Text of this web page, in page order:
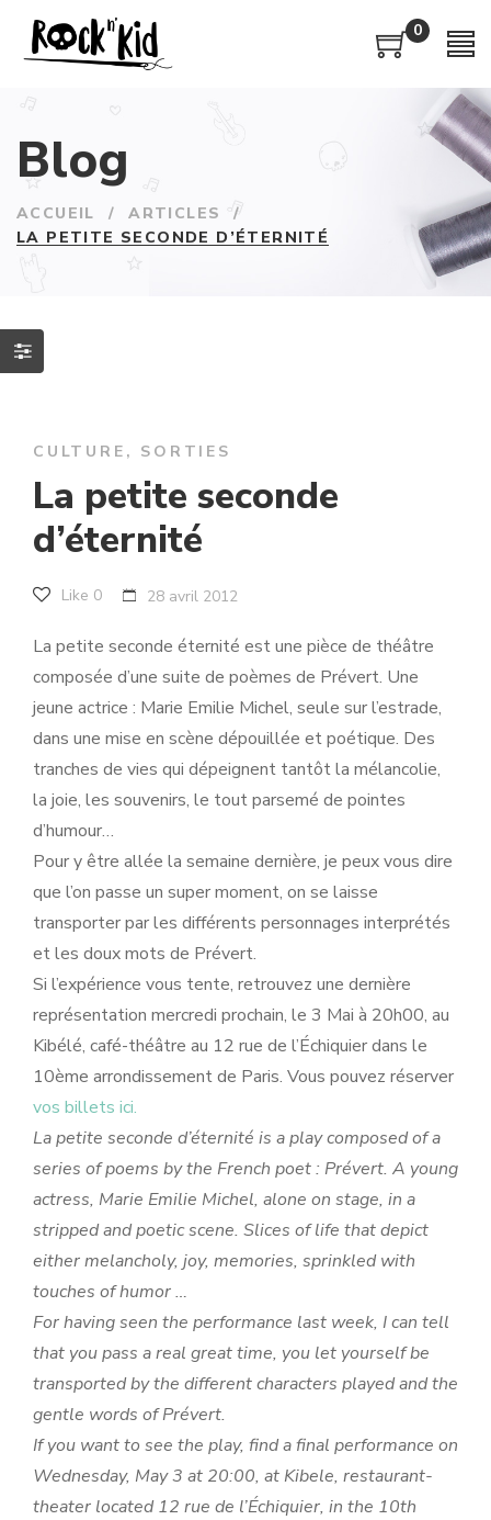
0
Blog
ACCUEIL / ARTICLES
/
LA PETITE SECONDE D’ÉTERNITÉ
CULTURE , SORTIES
La petite seconde
d’éternité
Like 0 28 avril 2012
La petite seconde éternité est une pièce de théâtre
composée d’une suite de poèmes de Prévert. Une
jeune actrice : Marie Emilie Michel, seule sur l’estrade,
dans une mise en scène dépouillée et poétique. Des
tranches de vies qui dépeignent tantôt la mélancolie,
la joie, les souvenirs, le tout parsemé de pointes
d’humour…
Pour y être allée la semaine dernière, je peux vous dire
que l’on passe un super moment, on se laisse
transporter par les différents personnages interprétés
et les doux mots de Prévert.
Si l’expérience vous tente, retrouvez une dernière
représentation mercredi prochain, le 3 Mai à 20h00, au
Kibélé, café-théâtre au 12 rue de l’Échiquier dans le
10ème arrondissement de Paris. Vous pouvez réserver
vos billets ici.
La petite seconde d’éternité is a play composed of a
series of poems by the French poet : Prévert. A young
actress, Marie Emilie Michel, alone on stage, in a
stripped and poetic scene. Slices of life that depict
either melancholy, joy, memories, sprinkled with
touches of humor …
For having seen the performance last week, I can tell
that you pass a real great time, you let yourself be
transported by the different characters played and the
gentle words of Prévert.
If you want to see the play, find a final performance on
Wednesday, May 3 at 20:00, at Kibele, restaurant-
theater located 12 rue de l’Échiquier, in the 10th